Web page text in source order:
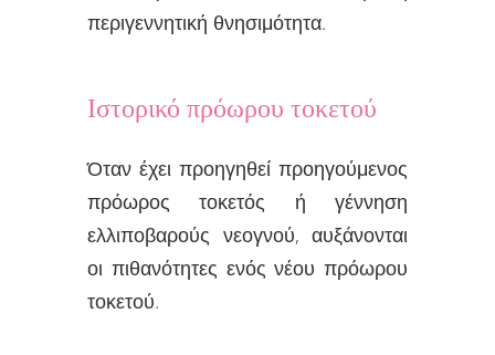
περιγεννητική θνησιμότητα.
Ιστορικό πρόωρου τοκετού
Όταν έχει προηγηθεί προηγούμενος
πρόωρος τοκετός ή γέννηση
ελλιποβαρούς νεογνού, αυξάνονται
οι πιθανότητες ενός νέου πρόωρου
τοκετού.